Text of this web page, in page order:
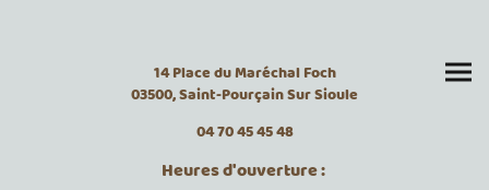
14 Place du Maréchal Foch
03500, Saint-Pourçain Sur Sioule
04 70 45 45 48
Heures d'ouverture :